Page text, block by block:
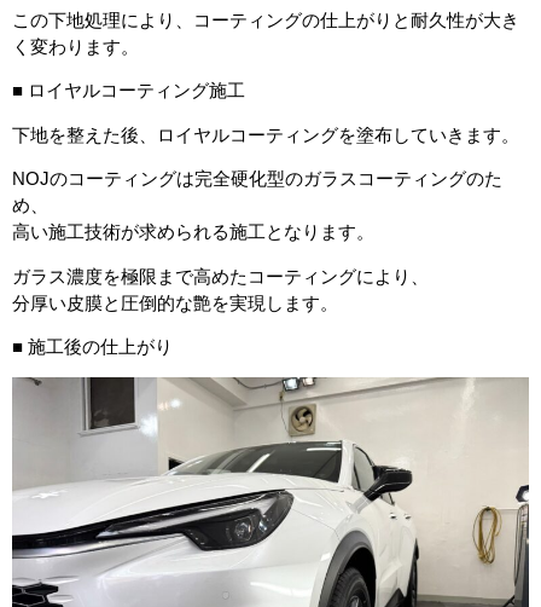
この下地処理により、コーティングの仕上がりと耐久性が大き
く変わります。
■ ロイヤルコーティング施工
下地を整えた後、ロイヤルコーティングを塗布していきます。
NOJのコーティングは完全硬化型のガラスコーティングのた
め、
高い施工技術が求められる施工となります。
ガラス濃度を極限まで高めたコーティングにより、
分厚い皮膜と圧倒的な艶を実現します。
■ 施工後の仕上がり